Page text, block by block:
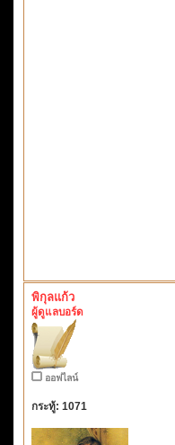
พิกุลแก้ว
ผู้ดูแลบอร์ด
ออฟไลน์
กระทู้: 1071